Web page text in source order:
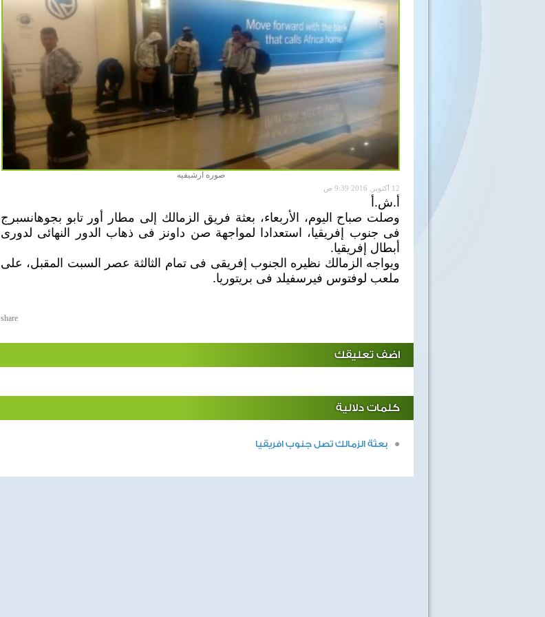
صوره ارشيفيه
12 أكتوبر, 2016 9:39 ص
أ.ش.أ
وصلت صباح اليوم، الأربعاء، بعثة فريق الزمالك إلى مطار أور تابو بجوهانسبرج
فى جنوب إفريقيا، استعدادا لمواجهة صن داونز فى ذهاب الدور النهائى لدورى
أبطال إفريقيا.
ويواجه الزمالك نظيره الجنوب إفريقى فى تمام الثالثة عصر السبت المقبل، على
ملعب لوفتوس فيرسفيلد فى بريتوريا.
share
اضف تعليقك
كلمات دلالية
بعثة الزمالك تصل جنوب افريقيا